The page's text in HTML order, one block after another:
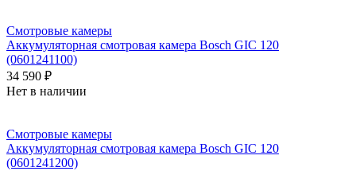
Смотровые камеры
Аккумуляторная смотровая камера Bosch GIC 120
(0601241100)
34 590 ₽
Нет в наличии
Смотровые камеры
Аккумуляторная смотровая камера Bosch GIC 120
(0601241200)